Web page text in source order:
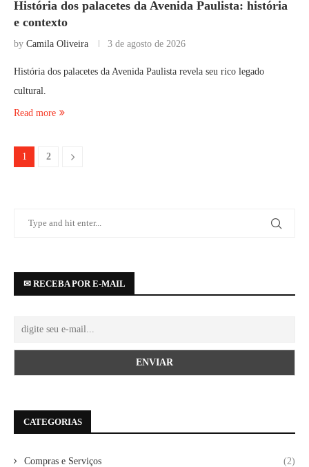
História dos palacetes da Avenida Paulista: história
e contexto
by Camila Oliveira 3 de agosto de 2026
História dos palacetes da Avenida Paulista revela seu rico legado
cultural.
Read more
1 2
✉ RECEBA POR E-MAIL
CATEGORIAS
Compras e Serviços (2)